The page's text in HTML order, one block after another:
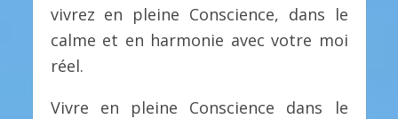
vivrez en pleine Conscience, dans le
calme et en harmonie avec votre moi
réel.
Vivre en pleine Conscience dans le